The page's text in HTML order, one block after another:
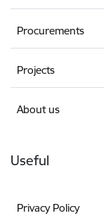
Procurements
Projects
About us
Useful
Privacy Policy